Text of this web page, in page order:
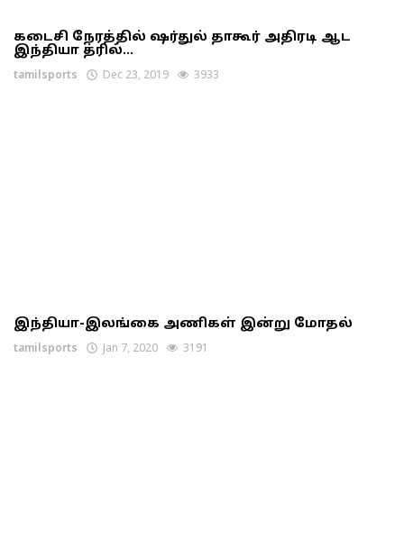
கடைசி நேரத்தில் ஷர்துல் தாகூர் அதிரடி ஆட
இந்தியா த்ரில்...
tamilsports Dec 23, 2019 3933
இந்தியா-இலங்கை அணிகள் இன்று மோதல்
tamilsports Jan 7, 2020 3191